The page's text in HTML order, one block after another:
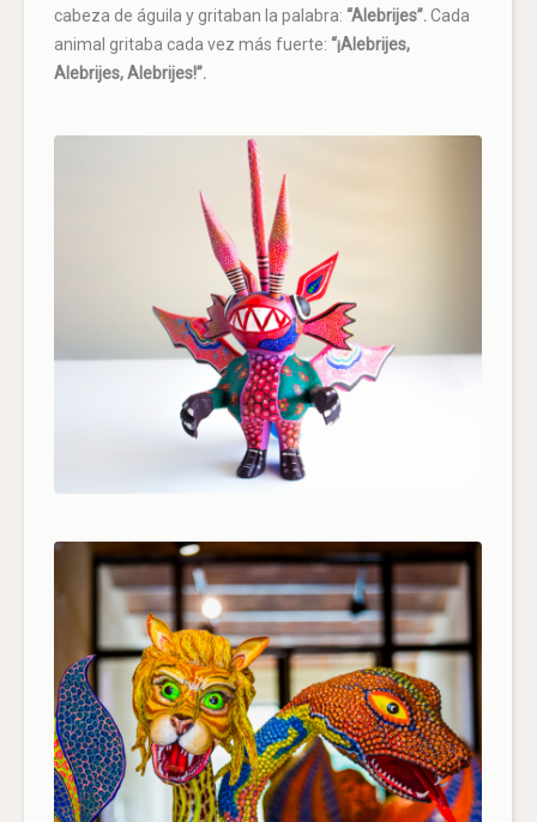
cabeza de águila y gritaban la palabra: “Alebrijes”.Cada
animal gritaba cada vez más fuerte: “¡Alebrijes,
Alebrijes, Alebrijes!”.